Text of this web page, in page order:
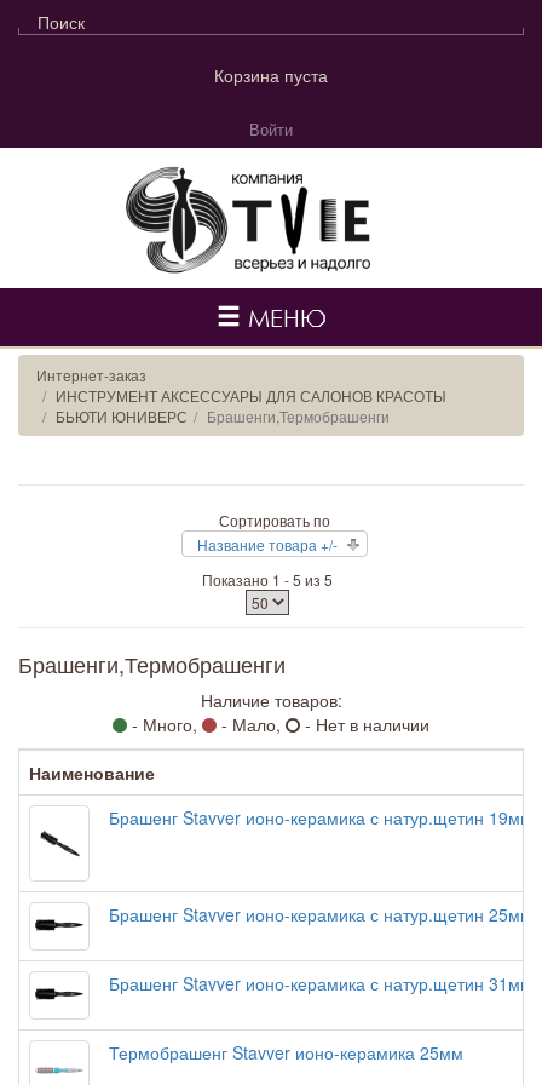
Корзина пуста
Войти
МЕНЮ
Интернет-заказ
ИНСТРУМЕНТ АКСЕССУАРЫ ДЛЯ САЛОНОВ КРАСОТЫ
БЬЮТИ ЮНИВЕРС
Брашенги,Термобрашенги
Сортировать по
Название товара +/-
Показано 1 - 5 из 5
Брашенги,Термобрашенги
Наличие товаров:
- Много,
- Мало,
- Нет в наличии
Наименование
Брашенг Stavver ионо-керамика с натур.щетин 19мм
Брашенг Stavver ионо-керамика с натур.щетин 25мм
Брашенг Stavver ионо-керамика с натур.щетин 31мм
Термобрашенг Stavver ионо-керамика 25мм